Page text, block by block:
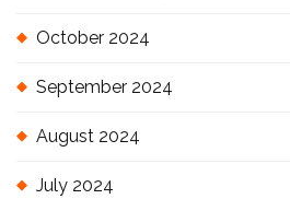
October 2024
September 2024
August 2024
July 2024